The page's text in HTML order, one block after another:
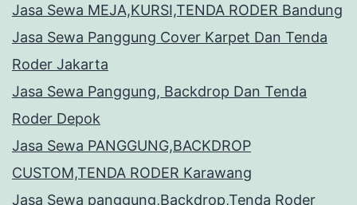
Jasa Sewa MEJA,KURSI,TENDA RODER Bandung
Jasa Sewa Panggung Cover Karpet Dan Tenda
Roder Jakarta
Jasa Sewa Panggung, Backdrop Dan Tenda
Roder Depok
Jasa Sewa PANGGUNG,BACKDROP
CUSTOM,TENDA RODER Karawang
Jasa Sewa panggung,Backdrop,Tenda Roder